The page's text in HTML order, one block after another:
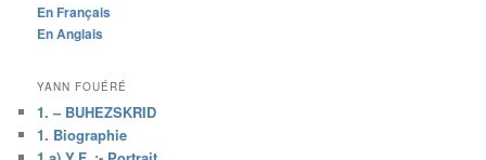
En Français
En Anglais
YANN FOUÉRÉ
1. – BUHEZSKRID
1. Biographie